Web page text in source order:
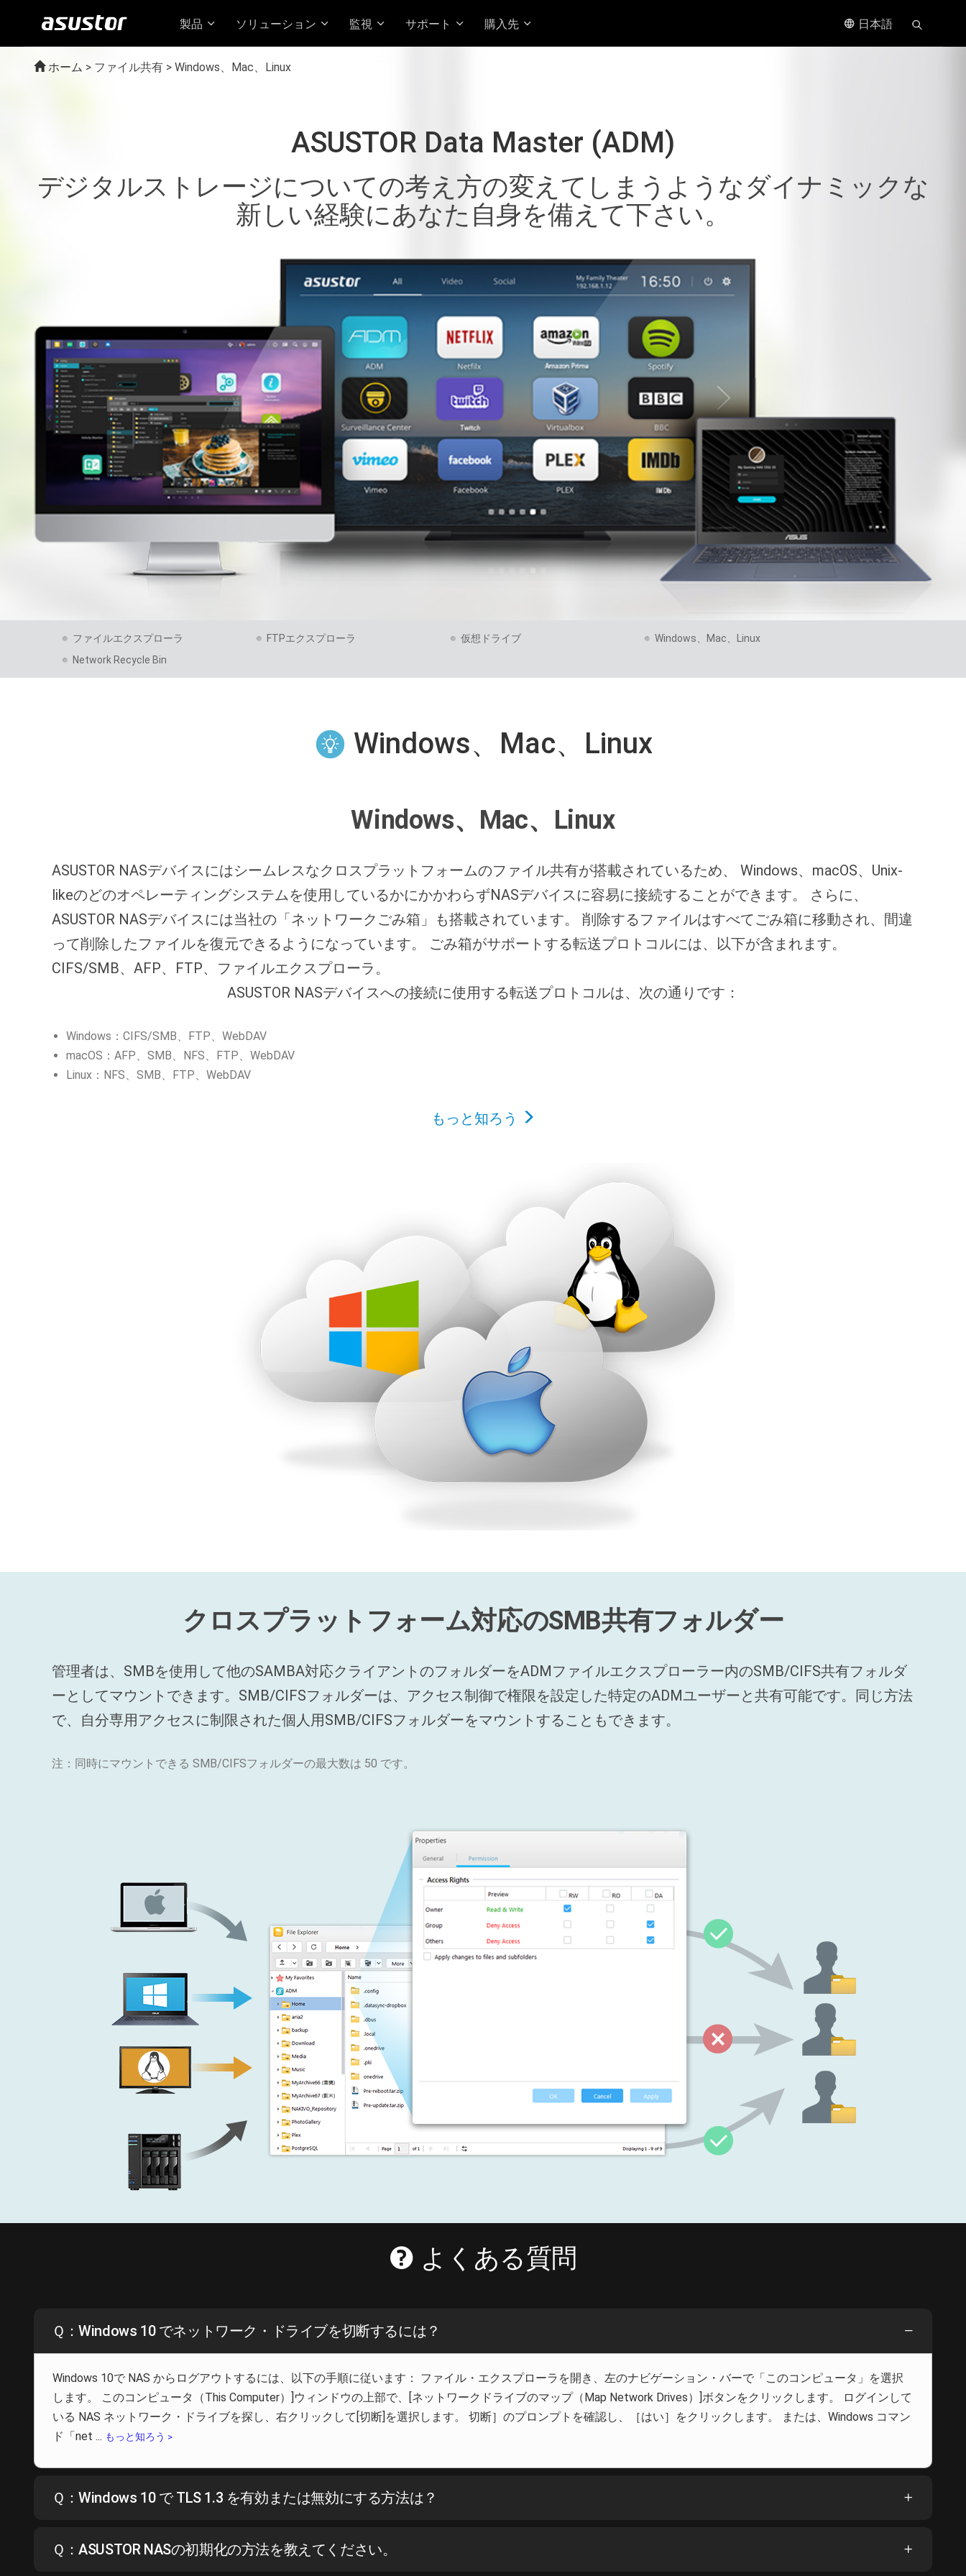
製品 ソリューション 監視 サポート 購入先 日本語
ホーム > ファイル共有 > Windows、Mac、Linux
ASUSTOR Data Master (ADM)
デジタルストレージについての考え方の変えてしまうようなダイナミックな
新しい経験にあなた自身を備えて下さい。
ファイルエクスプローラ FTPエクスプローラ 仮想ドライブ
Windows、Mac、Linux
Network Recycle Bin
Windows、Mac、Linux
Windows、Mac、Linux
ASUSTOR NASデバイスにはシームレスなクロスプラットフォームのファイル共有が搭載されているため、 Windows、macOS、Unix-
likeのどのオペレーティングシステムを使用しているかにかかわらずNASデバイスに容易に接続することができます。 さらに、
ASUSTOR NASデバイスには当社の「ネットワークごみ箱」も搭載されています。 削除するファイルはすべてごみ箱に移動され、間違
って削除したファイルを復元できるようになっています。 ごみ箱がサポートする転送プロトコルには、以下が含まれます。
CIFS/SMB、AFP、FTP、ファイルエクスプローラ。
ASUSTOR NASデバイスへの接続に使用する転送プロトコルは、次の通りです：
Windows：CIFS/SMB、FTP、WebDAV
macOS：AFP、SMB、NFS、FTP、WebDAV
Linux：NFS、SMB、FTP、WebDAV
もっと知ろう
クロスプラットフォーム対応のSMB共有フォルダー
管理者は、SMBを使用して他のSAMBA対応クライアントのフォルダーをADMファイルエクスプローラー内のSMB/CIFS共有フォルダ
ーとしてマウントできます。SMB/CIFSフォルダーは、アクセス制御で権限を設定した特定のADMユーザーと共有可能です。同じ方法
で、自分専用アクセスに制限された個人用SMB/CIFSフォルダーをマウントすることもできます。
注：同時にマウントできる SMB/CIFSフォルダーの最大数は 50 です。
よくある質問
Ｑ：Windows 10 でネットワーク・ドライブを切断するには？
Windows 10で NAS からログアウトするには、以下の手順に従います： ファイル・エクスプローラを開き、左のナビゲーション・バーで「このコンピュータ」を選択
します。 このコンピュータ（This Computer）]ウィンドウの上部で、[ネットワークドライブのマップ（Map Network Drives）]ボタンをクリックします。 ログインして
いる NAS ネットワーク・ドライブを探し、右クリックして[切断]を選択します。 切断］のプロンプトを確認し、［はい］をクリックします。 または、Windows コマン
ド「net ... もっと知ろう >
Ｑ：Windows 10 で TLS 1.3 を有効または無効にする方法は？
Ｑ：ASUSTOR NASの初期化の方法を教えてください。